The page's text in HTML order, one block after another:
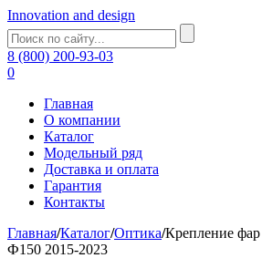
Innovation and design
8 (800) 200-93-03
0
Главная
О компании
Каталог
Модельный ряд
Доставка и оплата
Гарантия
Контакты
Главная/Каталог/Оптика/Крепление
Ф150 2015-2023